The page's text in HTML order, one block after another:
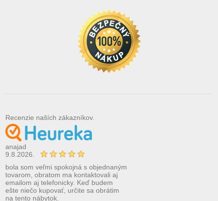
Recenzie naších zákazníkov.
anajad
9.8.2026.
bola som veľmi spokojná s objednaným
tovarom, obratom ma kontaktovali aj
emailom aj telefonicky. Keď budem
ešte niečo kupovať, určite sa obrátim
na tento nábytok.